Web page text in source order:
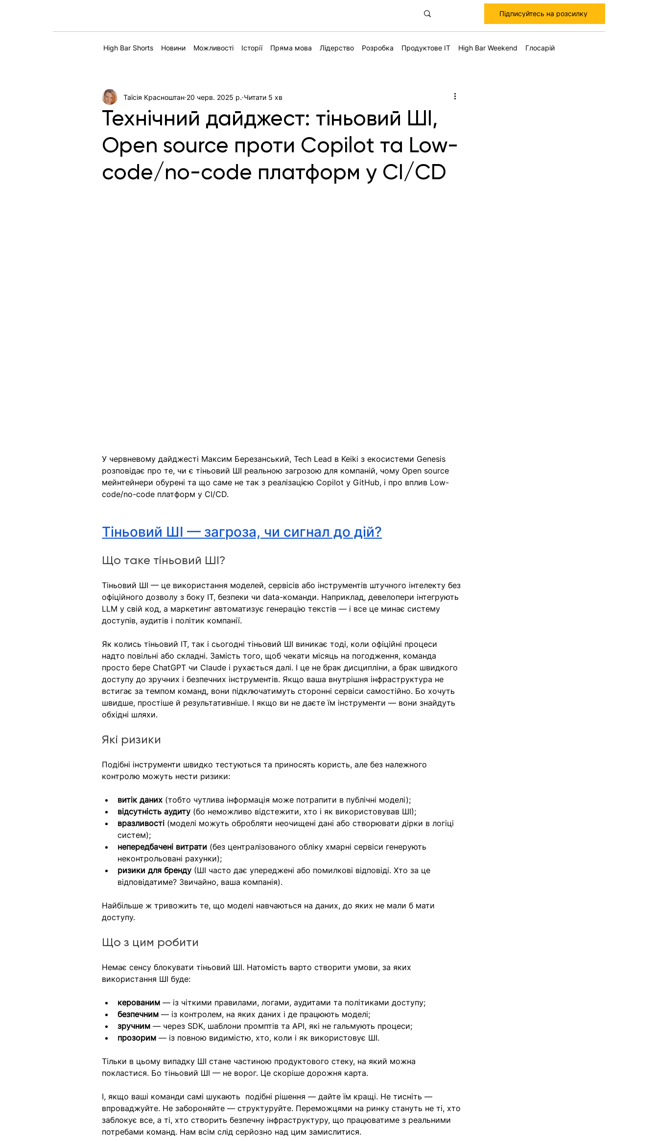
Підписуйтесь на розсилку
High Bar Shorts Новини Можливості Історії Пряма мова Лідерство Розробка Продуктове IT High Bar Weekend Глосарій
Технічний дайджест: тіньовий ШІ,
Open source проти Copilot та Low-
code/no-code платформ у CI/CD
Таїсія Красноштан 20 черв. 2025 р. Читати 5 хв
У червневому дайджесті Максим Березанський, Tech Lead в Keiki з екосистеми Genesis
розповідає про те, чи є тіньовий ШІ реальною загрозою для компаній, чому Open source
мейнтейнери обурені та що саме не так з реалізацією Copilot у GitHub, і про вплив Low-
code/no-code платформ у CI/CD.
Тіньовий ШI — загроза, чи сигнал до дій?
Що таке тіньовий ШI?
Тіньовий ШI — це використання моделей, сервісів або інструментів штучного інтелекту без
офіційного дозволу з боку IT, безпеки чи data-команди. Наприклад, девелопери інтегрують
LLM у свій код, а маркетинг автоматизує генерацію текстів — і все це минає систему
доступів, аудитів і політик компанії.
Як колись тіньовий IT, так і сьогодні тіньовий ШI виникає тоді, коли офіційні процеси
надто повільні або складні. Замість того, щоб чекати місяць на погодження, команда
просто бере ChatGPT чи Claude і рухається далі. І це не брак дисципліни, а брак швидкого
доступу до зручних і безпечних інструментів. Якщо ваша внутрішня інфраструктура не
встигає за темпом команд, вони підключатимуть сторонні сервіси самостійно. Бо хочуть
швидше, простіше й результативніше. І якщо ви не даєте їм інструменти — вони знайдуть
обхідні шляхи.
Які ризики
Подібні інструменти швидко тестуються та приносять користь, але без належного
контролю можуть нести ризики:
витік даних (тобто чутлива інформація може потрапити в публічні моделі);
відсутність аудиту (бо неможливо відстежити, хто і як використовував ШІ);
вразливості (моделі можуть обробляти неочищені дані або створювати дірки в логіці
систем);
непередбачені витрати (без централізованого обліку хмарні сервіси генерують
неконтрольовані рахунки);
ризики для бренду (ШІ часто дає упереджені або помилкові відповіді. Хто за це
відповідатиме? Звичайно, ваша компанія).
Найбільше ж тривожить те, що моделі навчаються на даних, до яких не мали б мати
доступу.
Що з цим робити
Немає сенсу блокувати тіньовий ШI. Натомість варто створити умови, за яких
використання ШІ буде:
керованим — із чіткими правилами, логами, аудитами та політиками доступу;
безпечним — із контролем, на яких даних і де працюють моделі;
зручним — через SDK, шаблони промптів та API, які не гальмують процеси;
прозорим — із повною видимістю, хто, коли і як використовує ШІ.
Тільки в цьому випадку ШІ стане частиною продуктового стеку, на який можна
покластися. Бо тіньовий ШI — не ворог. Це скоріше дорожня карта.
І, якщо ваші команди самі шукають  подібні рішення — дайте їм кращі. Не тисніть —
впроваджуйте. Не забороняйте — структуруйте. Переможцями на ринку стануть не ті, хто
заблокує все, а ті, хто створить безпечну інфраструктуру, що працюватиме з реальними
потребами команд. Нам всім слід серйозно над цим замислитися.